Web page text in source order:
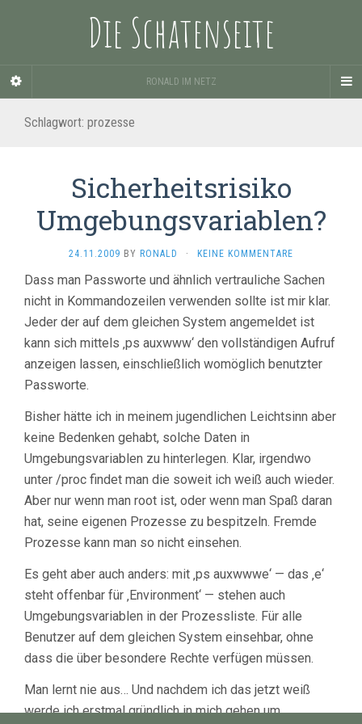
Die Schatenseite
RONALD IM NETZ
Schlagwort: prozesse
Sicherheitsrisiko
Umgebungsvariablen?
24.11.2009 BY RONALD · KEINE KOMMENTARE
Dass man Passworte und ähnlich vertrauliche Sachen
nicht in Kommandozeilen verwenden sollte ist mir klar.
Jeder der auf dem gleichen System angemeldet ist
kann sich mittels ‚ps auxwww‘ den vollständigen Aufruf
anzeigen lassen, einschließlich womöglich benutzter
Passworte.
Bisher hätte ich in meinem jugendlichen Leichtsinn aber
keine Bedenken gehabt, solche Daten in
Umgebungsvariablen zu hinterlegen. Klar, irgendwo
unter /proc findet man die soweit ich weiß auch wieder.
Aber nur wenn man root ist, oder wenn man Spaß daran
hat, seine eigenen Prozesse zu bespitzeln. Fremde
Prozesse kann man so nicht einsehen.
Es geht aber auch anders: mit ‚ps auxwwwe‘ — das ‚e‘
steht offenbar für ‚Environment‘ — stehen auch
Umgebungsvariablen in der Prozessliste. Für alle
Benutzer auf dem gleichen System einsehbar, ohne
dass die über besondere Rechte verfügen müssen.
Man lernt nie aus… Und nachdem ich das jetzt weiß
werde ich erstmal gründlich in mich gehen um